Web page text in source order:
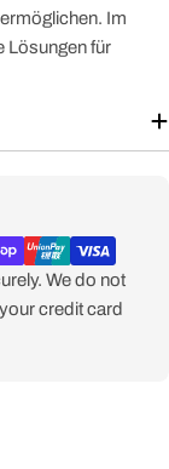
Im
Lösungen für
We do not
credit card